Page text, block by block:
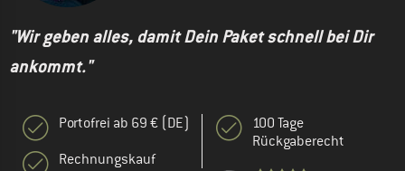
"Wir geben alles, damit Dein Paket schnell bei Dir
ankommt."
Portofrei ab 69 € (DE)
Rechnungskauf
100 Tage
Rückgaberecht